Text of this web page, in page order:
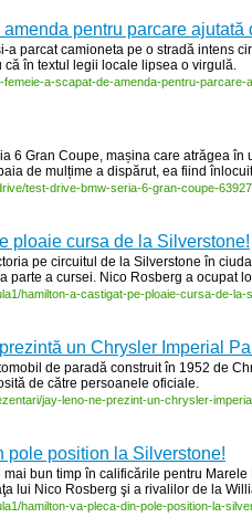
pentru parcare
a parcat camioneta pe o stradă intens
că în textul legii locale lipsea o virgulă.
femeie-a-scapat-de-amenda-pentru-parcare-
6 Gran Coupe, mașina care atrăgea
de mulțime a dispărut, ea fiind
test-drive-bmw-seria-6-gran-coupe-
ploaie cursa de la Silverstone!
pe circuitul de la Silverstone în
parte a cursei. Nico Rosberg a ocupat
hamilton-a-castigat-pe-ploaie-cursa-de-la-
un Chrysler Imperial
de paradă construit în 1952 de
de către persoanele oficiale.
jay-leno-ne-prezint-un-chrysler-
pole position la Silverstone!
bun timp în calificările pentru
lui Nico Rosberg şi a rivalilor de la
hamilton-va-pleca-din-pole-position-la-